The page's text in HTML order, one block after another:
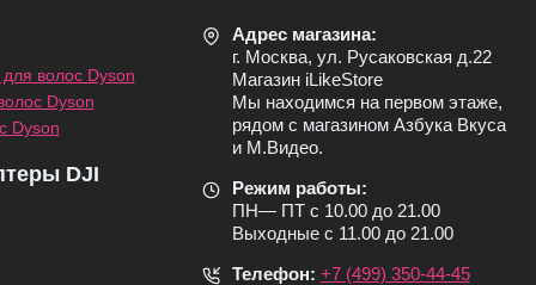
волос Dyson
Dyson
Dyson
DJI
Адрес магазина:
г. Москва, ул. Русаковская д.22
Магазин iLikeStore
Мы находимся на первом этаже,
рядом с магазином Азбука Вкуса
и М.Видео.
Режим работы:
ПН— ПТ с 10.00 до 21.00
Выходные с 11.00 до 21.00
Телефон: +7 (499) 350-44-45